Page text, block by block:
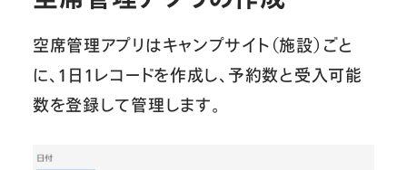
空席管理アプリはキャンプサイト（施設）ごと
に、1日1レコードを作成し、予約数と受入可能
数を登録して管理します。